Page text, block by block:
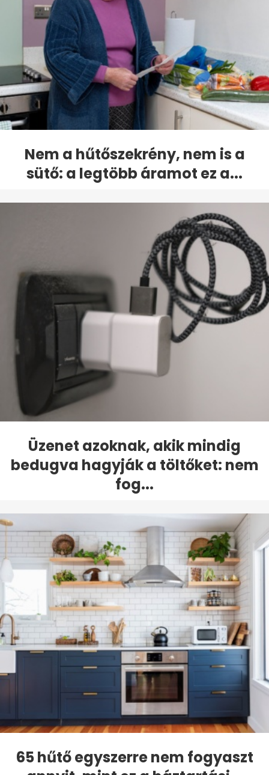
Nem a hűtőszekrény, nem is a
sütő: a legtöbb áramot ez a...
Üzenet azoknak, akik mindig
bedugva hagyják a töltőket: nem
fog...
65 hűtő egyszerre nem fogyaszt